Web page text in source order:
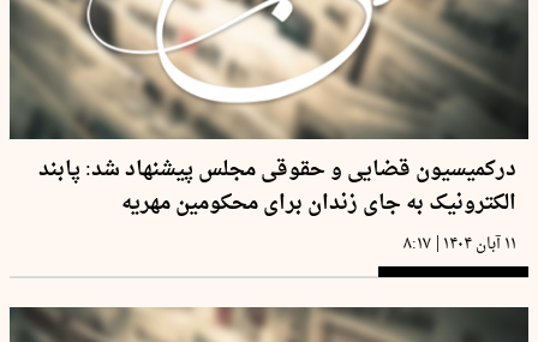
درکمیسیون قضایی و حقوقی مجلس پیشنهاد شد: پابند
الکترونیک به جای زندان برای محکومین مهریه
۱۱ آبان ۱۴۰۴ | ۸:۱۷